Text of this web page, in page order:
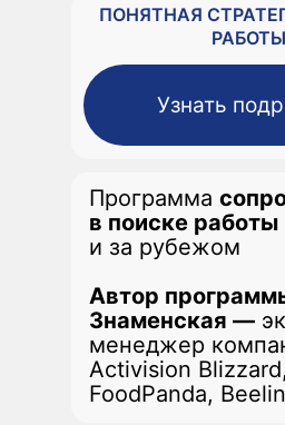
Узнать
Программа
в поиске работы
и за рубежом
Автор
Знаменская —
менеджер
Activision
FoodPanda,
ПОНЯТНАЯ
РАБОТЫ
СИЛЬНАЯ